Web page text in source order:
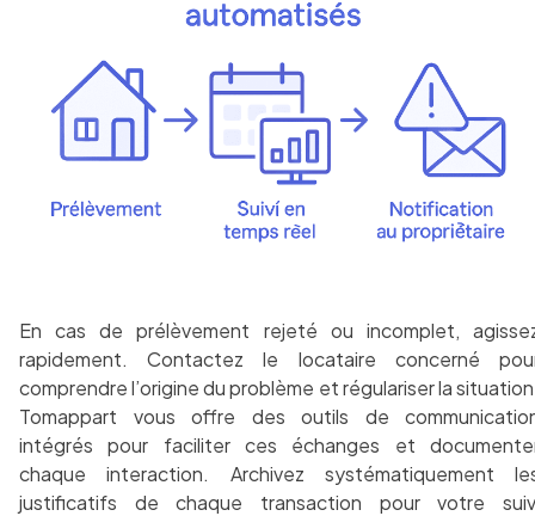
En cas de prélèvement rejeté ou incomplet,
rapidement. Contactez le locataire concerné
comprendre l’origine du problème et régulariser la
Tomappart vous offre des outils de
intégrés pour faciliter ces échanges et
chaque interaction. Archivez systématiquement
justificatifs de chaque transaction pour votre